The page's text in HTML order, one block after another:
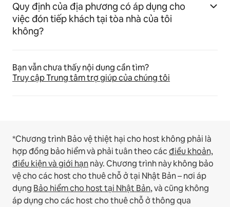
Quy định của địa phương có áp dụng cho
việc đón tiếp khách tại tòa nhà của tôi
không?
Bạn vẫn chưa thấy nội dung cần tìm?
Truy cập Trung tâm trợ giúp của chúng tôi
*Chương trình Bảo vệ thiệt hại cho host không phải là
hợp đồng bảo hiểm và phải tuân theo cácđiều khoản,
điều kiện và giới hạnnày.Chương trình này không bảo
vệ cho các host cho thuê chỗ ở tại Nhật Bản – nơi áp
dụng Bảo hiểm cho host tại Nhật Bản, và cũng không
áp dụng cho các host cho thuê chỗ ở thông qua